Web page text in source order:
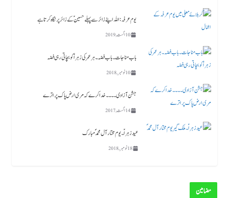
یوم عرفہ :اللہ اپنے زائر سے پہلے حسینؑ کے زائر پر نگاہ کرتا ہے
10 اگست, 2019
باب مناجات ۔باب فضہ ۔ ہر عمر کی زہرا ؑ کو بچاتی رہی فضہ
10 نومبر, 2018
جشن آزادی ۔۔۔۔خدا کرے کہ مری ارض پاک پر اترے
14 اگست, 2017
عید زہراؑ ۔ یوم مختار آل محمد ؐ مبارک
18 نومبر, 2018
مضامین